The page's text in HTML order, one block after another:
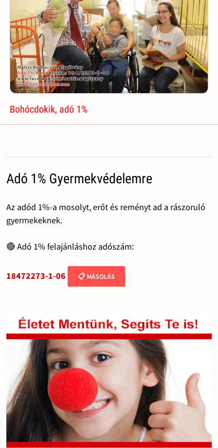
Bohócdokik, adó 1%
Adó 1% Gyermekvédelemre
Az adód 1%-a mosolyt, erőt és reményt ad a rászoruló
gyermekeknek.
🔴 Adó 1% felajánláshoz adószám:
18472273-1-06 📋 MÁSOLÁS